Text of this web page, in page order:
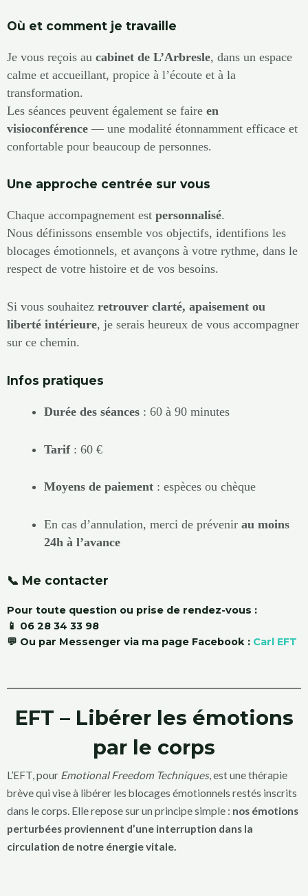
Où et comment je travaille
Je vous reçois au cabinet de L’Arbresle, dans un espace
calme et accueillant, propice à l’écoute et à la
transformation.
Les séances peuvent également se faire en
visioconférence — une modalité étonnamment efficace et
confortable pour beaucoup de personnes.
Une approche centrée sur vous
Chaque accompagnement est personnalisé.
Nous définissons ensemble vos objectifs, identifions les
blocages émotionnels, et avançons à votre rythme, dans le
respect de votre histoire et de vos besoins.
Si vous souhaitez retrouver clarté, apaisement ou
liberté intérieure, je serais heureux de vous accompagner
sur ce chemin.
Infos pratiques
Durée des séances : 60 à 90 minutes
Tarif: 60 €
Moyens de paiement : espèces ou chèque
En cas d’annulation, merci de prévenir au moins
24h à l’avance
📞 Me contacter
Pour toute question ou prise de rendez-vous :
📱 06 28 34 33 98
💬 Ou par Messenger via ma page Facebook : Carl EFT
EFT – Libérer les émotions
par le corps
L’EFT, pour Emotional Freedom Techniques, est une thérapie
brève qui vise à libérer les blocages émotionnels restés inscrits
dans le corps. Elle repose sur un principe simple : nos émotions
perturbées proviennent d’une interruption dans la
circulation de notre énergie vitale.